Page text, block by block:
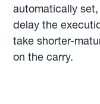
automatically
delay the
take shorter-
on the carry.